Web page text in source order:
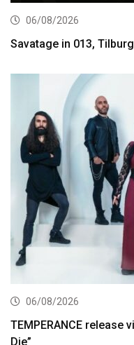
06/08/2026
Savatage in 013,
06/08/2026
TEMPERANCE release
Die”